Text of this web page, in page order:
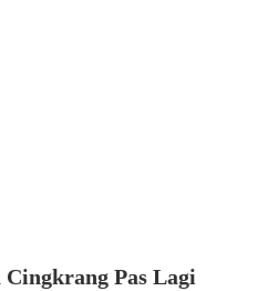
Cingkrang Pas Lagi